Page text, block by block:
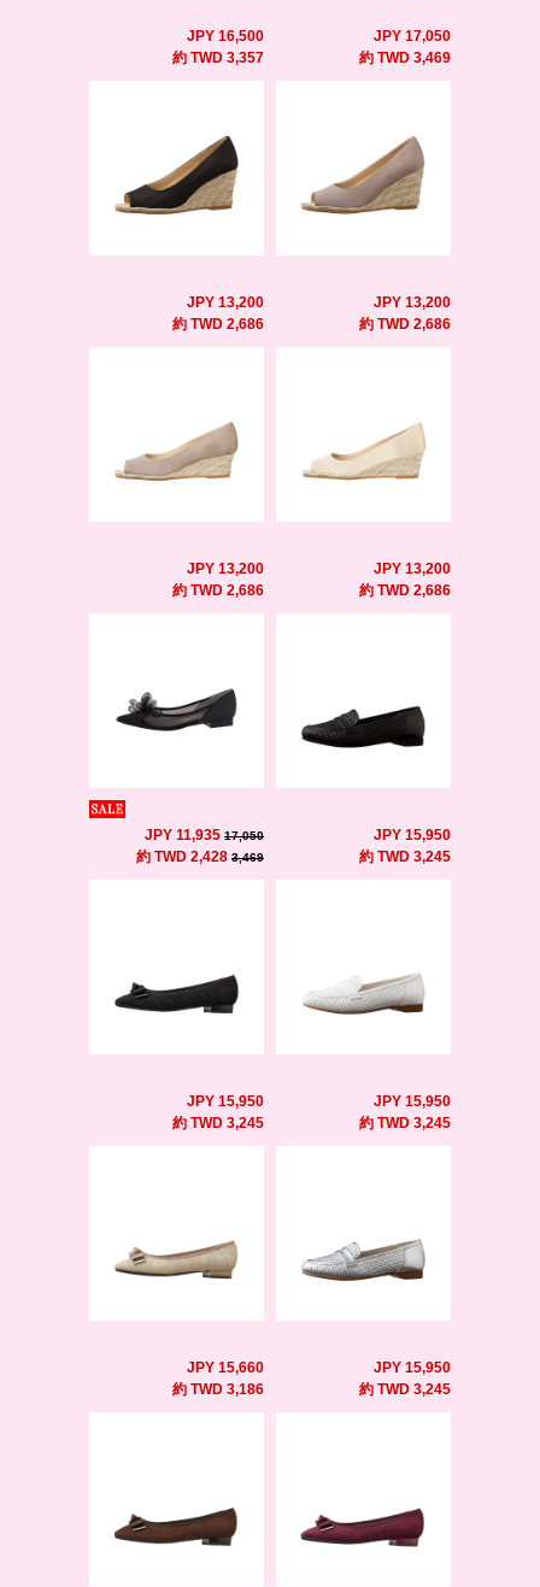
JPY 16,500
約 TWD 3,357
JPY 17,050
約 TWD 3,469
JPY 13,200
約 TWD 2,686
JPY 13,200
約 TWD 2,686
JPY 13,200
約 TWD 2,686
JPY 13,200
約 TWD 2,686
JPY 11,935 17,050
約 TWD 2,428 3,469
JPY 15,950
約 TWD 3,245
JPY 15,950
約 TWD 3,245
JPY 15,950
約 TWD 3,245
JPY 15,660
約 TWD 3,186
JPY 15,950
約 TWD 3,245